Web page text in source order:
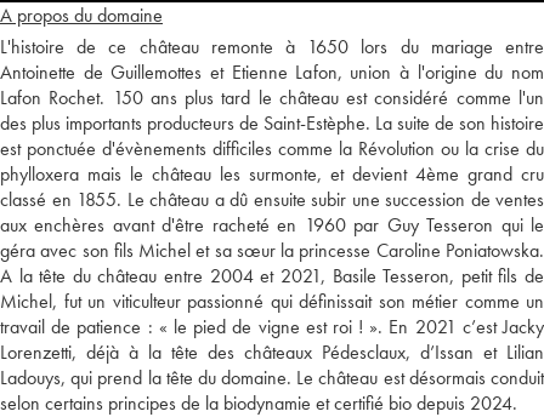
A propos du domaine
L'histoire de ce château remonte à 1650 lors du mariage entre
Antoinette de Guillemottes et Etienne Lafon, union à l'origine du nom
Lafon Rochet. 150 ans plus tard le château est considéré comme l'un
des plus importants producteurs de Saint-Estèphe. La suite de son histoire
est ponctuée d'évènements difficiles comme la Révolution ou la crise du
phylloxera mais le château les surmonte, et devient 4ème grand cru
classé en 1855. Le château a dû ensuite subir une succession de ventes
aux enchères avant d'être racheté en 1960 par Guy Tesseron qui le
géra avec son fils Michel et sa sœur la princesse Caroline Poniatowska.
A la tête du château entre 2004 et 2021, Basile Tesseron, petit fils de
Michel, fut un viticulteur passionné qui définissait son métier comme un
travail de patience : « le pied de vigne est roi ! ». En 2021 c’est Jacky
Lorenzetti, déjà à la tête des châteaux Pédesclaux, d’Issan et Lilian
Ladouys, qui prend la tête du domaine. Le château est désormais conduit
selon certains principes de la biodynamie et certifié bio depuis 2024.